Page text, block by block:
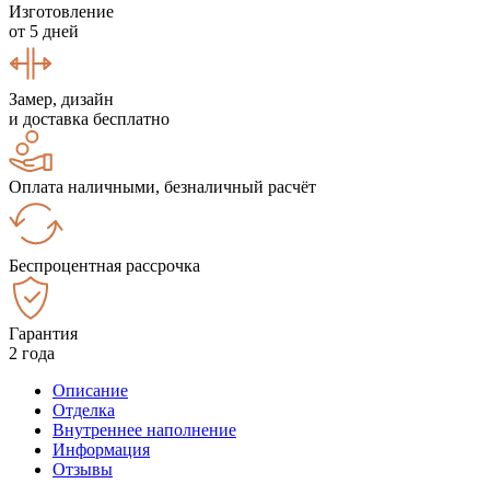
Изготовление
от 5 дней
Замер, дизайн
и доставка бесплатно
Оплата наличными, безналичный расчёт
Беспроцентная рассрочка
Гарантия
2 года
Описание
Отделка
Внутреннее наполнение
Информация
Отзывы